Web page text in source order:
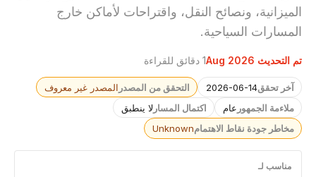
الميزانية، ونصائح النقل، واقتراحات لأماكن خارج
المسارات السياحية.
تم التحديث Aug 2026 1 دقائق للقراءة
آخر تحقق2026-06-14 التحقق من المصدر المصدر غير معروف
ملاءمة الجمهور عام اكتمال المسار لا ينطبق
مخاطر جودة نقاط الاهتمامUnknown
مناسب لـ